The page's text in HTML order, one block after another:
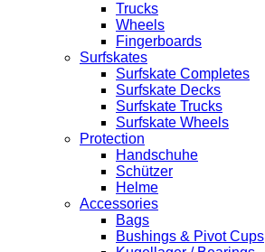
Trucks
Wheels
Fingerboards
Surfskates
Surfskate Completes
Surfskate Decks
Surfskate Trucks
Surfskate Wheels
Protection
Handschuhe
Schützer
Helme
Accessories
Bags
Bushings & Pivot Cups